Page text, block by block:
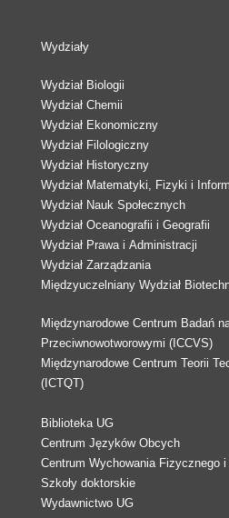
Wydziały
Wydział Biologii
Wydział Chemii
Wydział Ekonomiczny
Wydział Filologiczny
Wydział Historyczny
Wydział Matematyki, Fizyki i
Wydział Nauk Społecznych
Wydział Oceanografii i Geografii
Wydział Prawa i Administracji
Wydział Zarządzania
Międzyuczelniany Wydział
Międzynarodowe Centrum Badań
Przeciwnowotworowymi (ICCVS)
Międzynarodowe Centrum Teorii
(ICTQT)
Biblioteka UG
Centrum Języków Obcych
Centrum Wychowania Fizycznego i
Szkoły doktorskie
Wydawnictwo UG